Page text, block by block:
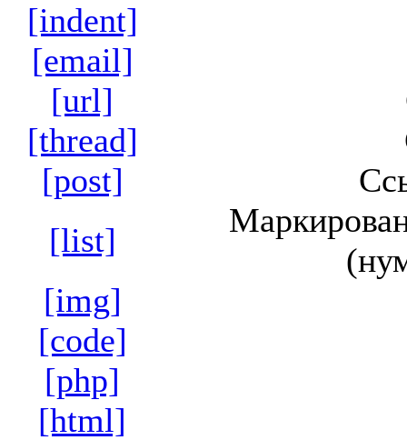
[indent]
[email]
[url]
[thread]
[post]
[list]
[img]
[code]
[php]
[html]